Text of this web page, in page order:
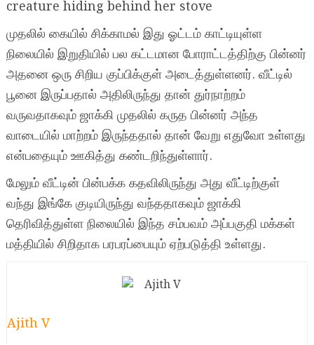
முதலில் கையில் சிக்காமல் இது ஓட்டம் காட்டியுள்ள
நிலையில் இறுதியில் பல கட்டமான போராட்டத்திற்கு பின்னர்
அதனை ஒரு சிறிய குப்பிக்குள் அடைத்துள்ளனர். வீட்டில்
பூனை இருப்பதால் அதிலிருந்து தான் துர்நாற்றம்
வருவதாகவும் ஜாக்கி முதலில் கருத பின்னர் அந்த
வாடையில் மாற்றம் இருந்ததால் தான் வேறு எதுவோ உள்ளது
என்பதையும் ஊகித்து கண்டறிந்துள்ளார்.
மேலும் வீட்டின் பின்பக்க கதவிலிருந்து அது வீட்டிற்குள்
வந்து இங்கே குடியிருந்து வந்ததாகவும் ஜாக்கி
தெரிவித்துள்ள நிலையில் இந்த சம்பவம் அப்பகுதி மக்கள்
மத்தியில் சிறிதாக பரபரப்பையும் ஏற்படுத்தி உள்ளது.
Ajith V